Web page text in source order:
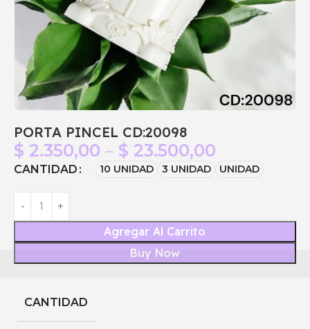
PORTA PINCEL CD:20098
$ 2.350,00 – $ 23.500,00
CANTIDAD 10 UNIDAD 3 UNIDAD UNIDAD
Agregar Al Carrito
Buy Now
CANTIDAD